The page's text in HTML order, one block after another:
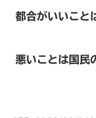
都合がいいこと
悪いことは国民